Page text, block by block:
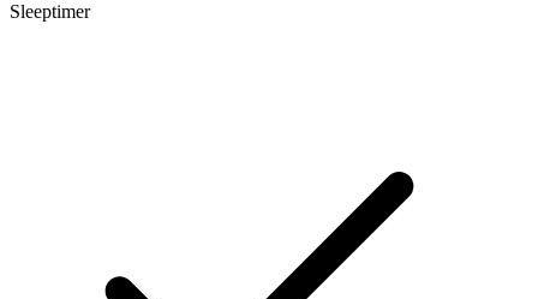
Sleeptimer